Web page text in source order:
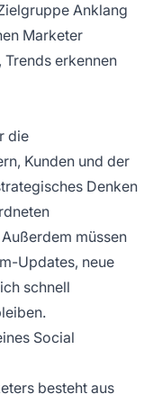
Anklang
Marketer
erkennen
die
Kunden und der
Denken
müssen
Updates, neue
schnell
Social
besteht aus